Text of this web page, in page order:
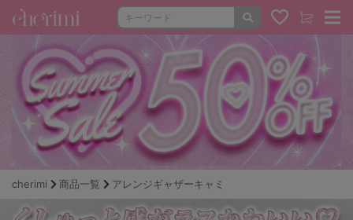
cherimi 商品一覧 アレンジギャザーキャミ